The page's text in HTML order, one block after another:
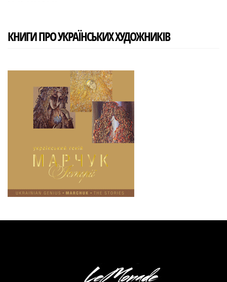
КНИГИ ПРО УКРАЇНСЬКИХ ХУДОЖНИКІВ